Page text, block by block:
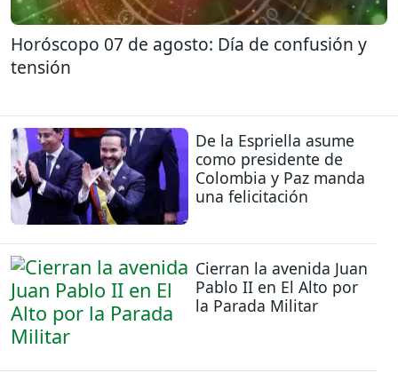
Horóscopo 07 de agosto: Día de confusión y
tensión
De la Espriella asume
como presidente de
Colombia y Paz manda
una felicitación
Cierran la avenida Juan
Pablo II en El Alto por
la Parada Militar